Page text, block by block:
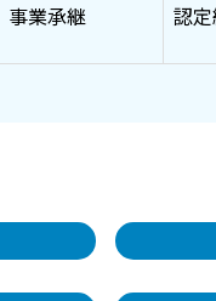
事業承継 認